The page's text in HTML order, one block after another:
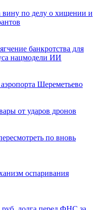
вину по делу о хищении и
банкротства для
нацмодели ИИ
Шереметьево
от ударов дронов
по вновь
оспаривания